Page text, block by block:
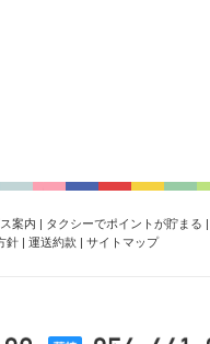
案内 | タクシーでポイントが貯まる |
針| 運送約款 | サイトマップ